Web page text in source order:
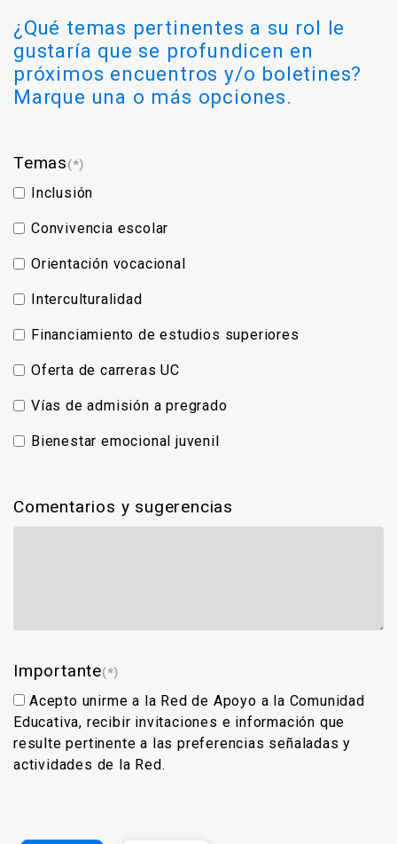
¿Qué temas pertinentes a su rol le
gustaría que se profundicen en
próximos encuentros y/o boletines?
Marque una o más opciones.
Temas(*)
Inclusión
Convivencia escolar
Orientación vocacional
Interculturalidad
Financiamiento de estudios superiores
Oferta de carreras UC
Vías de admisión a pregrado
Bienestar emocional juvenil
Comentarios y sugerencias
Importante(*)
Acepto unirme a la Red de Apoyo a la Comunidad
Educativa, recibir invitaciones e información que
resulte pertinente a las preferencias señaladas y
actividades de la Red.